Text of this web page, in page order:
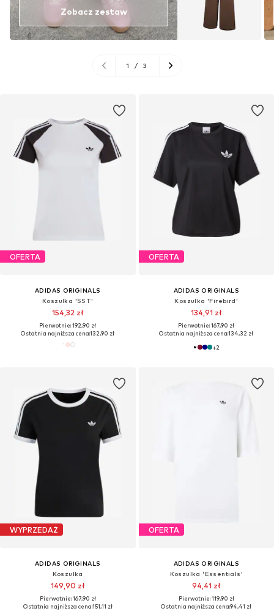
Zobacz zestaw
1 / 3
OFERTA
ADIDAS ORIGINALS
Koszulka 'SST'
154,32 zł
Pierwotnie: 192,90 zł
Ostatnia najniższa cena:132,90 zł
OFERTA
ADIDAS ORIGINALS
Koszulka 'Firebird'
134,91 zł
Pierwotnie: 167,90 zł
Ostatnia najniższa cena:134,32 zł
+2
WYPRZEDAŻ
ADIDAS ORIGINALS
Koszulka
149,90 zł
Pierwotnie: 167,90 zł
Ostatnia najniższa cena:151,11 zł
OFERTA
ADIDAS ORIGINALS
Koszulka 'Essentials'
94,41 zł
Pierwotnie: 119,90 zł
Ostatnia najniższa cena:94,41 zł